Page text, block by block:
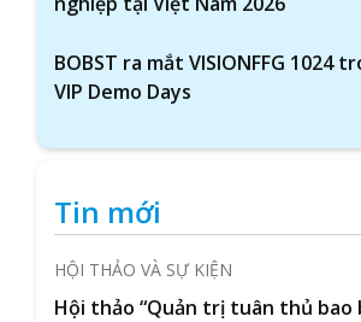
BOBST ra mắt VISIONFFG 1024
VIP Demo Days
Tin mới
HỘI THẢO VÀ SỰ KIỆN
Hội thảo “Quản trị tuân thủ bao